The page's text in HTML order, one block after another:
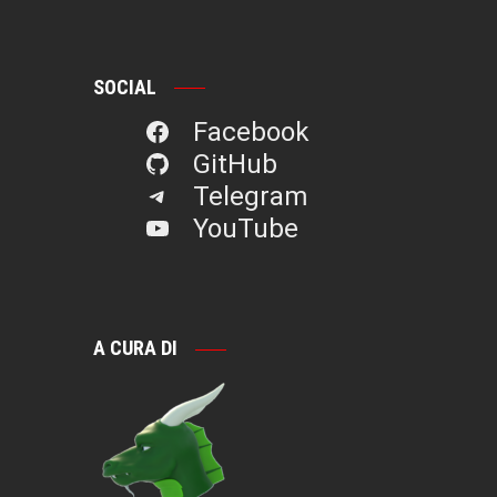
SOCIAL
Facebook
GitHub
Telegram
YouTube
A CURA DI